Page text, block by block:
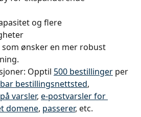
og flere
ønsker en mer robust
Opptil 500 bestillinger per
bestillingsnettsted,
varsler, e-postvarsler for
domene, passerer, etc.